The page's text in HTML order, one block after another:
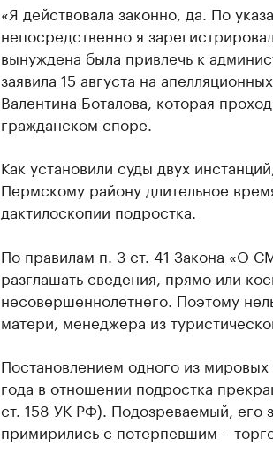
«Я действовала законно, да. По
непосредственно я
вынуждена была привлечь к
заявила 15 августа на
Валентина Боталова, которая
гражданском споре.
Как установили суды двух
Пермскому району длительное
дактилоскопии подростка.
По правилам п. 3 ст. 41 Закона «О
разглашать сведения, прямо или
несовершеннолетнего. Поэтому
матери, менеджера из
Постановлением одного из
года в отношении подростка
ст. 158 УК РФ). Подозреваемый, его
примирились с потерпевшим –